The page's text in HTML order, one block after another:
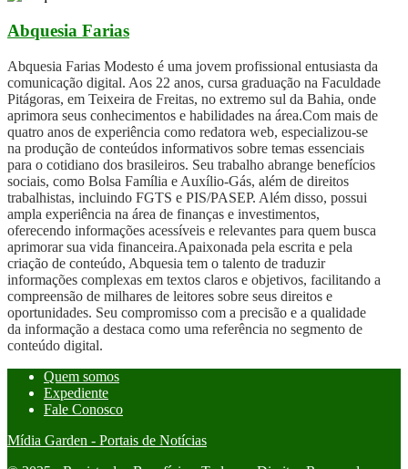
Abquesia Farias
Abquesia Farias Modesto é uma jovem profissional entusiasta da
comunicação digital. Aos 22 anos, cursa graduação na Faculdade
Pitágoras, em Teixeira de Freitas, no extremo sul da Bahia, onde
aprimora seus conhecimentos e habilidades na área.Com mais de
quatro anos de experiência como redatora web, especializou-se
na produção de conteúdos informativos sobre temas essenciais
para o cotidiano dos brasileiros. Seu trabalho abrange benefícios
sociais, como Bolsa Família e Auxílio-Gás, além de direitos
trabalhistas, incluindo FGTS e PIS/PASEP. Além disso, possui
ampla experiência na área de finanças e investimentos,
oferecendo informações acessíveis e relevantes para quem busca
aprimorar sua vida financeira.Apaixonada pela escrita e pela
criação de conteúdo, Abquesia tem o talento de traduzir
informações complexas em textos claros e objetivos, facilitando a
compreensão de milhares de leitores sobre seus direitos e
oportunidades. Seu compromisso com a precisão e a qualidade
da informação a destaca como uma referência no segmento de
conteúdo digital.
Quem somos
Expediente
Fale Conosco
Mídia Garden - Portais de Notícias